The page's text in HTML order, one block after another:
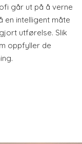
går ut på å verne
en intelligent måte
utførelse. Slik
oppfyller de